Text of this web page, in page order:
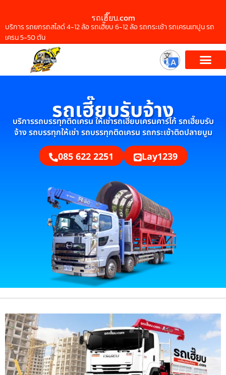
รถเฮี๊ยบ.com
บริการ รถยกรถสไลด์ 4-12 ล้อ รถเฮี๊ยบ 6-12 ล้อ รถกระเช้า รถเครนเทปูน รถ
เครน 5-50 ตัน
รถเฮี๊ยบรับจ้าง
บริการรถบรรทุกติดเครน ให้เช่ารถเฮี๊ยบเครนคาร์โก้ รถเฮี๊ยบรับ
จ้าง รถบรรทุกให้เช่า รถบรรทุกติดเครน รถกระเช้าติดปลายบูม
085 622 2251 Lay1239